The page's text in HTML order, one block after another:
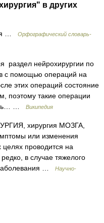
в других
…
Орфографический словарь-
раздел нейрохирургии по
с помощью операций на
этих операций состояние
поэтому такие операции
…
Википедия
хирургия МОЗГА,
или изменения
проводится на
в случае тяжелого
…
Научно-